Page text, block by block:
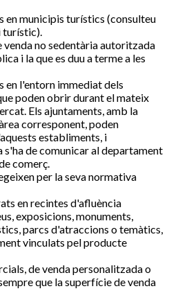
en municipis turístics (consulteu
turístic).
no sedentària autoritzada
i la que es duu a terme a les
en l'entorn immediat dels
poden obrir durant el mateix
Els ajuntaments, amb la
corresponent, poden
establiments, i
de comunicar al departament
comerç.
per la seva normativa
en recintes d'afluència
exposicions, monuments,
parcs d'atraccions o temàtics,
vinculats pel producte
de venda personalitzada o
que la superfície de venda